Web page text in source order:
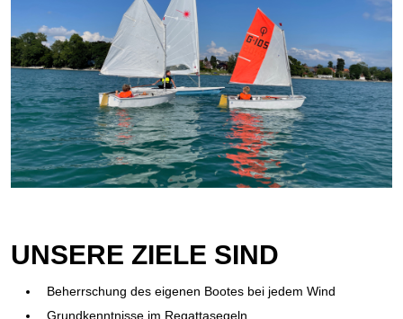
UNSERE ZIELE SIND
Beherrschung des eigenen Bootes bei jedem Wind
Grundkenntnisse im Regattasegeln